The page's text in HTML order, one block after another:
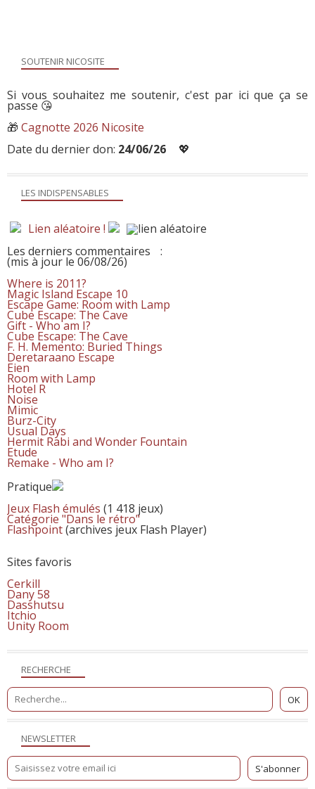
NEWSLETTER
RECHERCHE
LES INDISPENSABLES
Lien aléatoire !
Les derniers commentaires
:
(mis à jour le 06/08/26)
Where is 2011?
Magic Island Escape 10
Escape Game: Room with Lamp
Cube Escape: The Cave
Gift - Who am I?
Cube Escape: The Cave
F. H. Memento: Buried Things
Deretaraano Escape
Eien
Room with Lamp
Hotel R
Noise
Mimic
Burz-City
Usual Days
Hermit Rabi and Wonder Fountain
Etude
Remake - Who am I?
Pratique
Jeux Flash émulés (1 418 jeux)
Catégorie "Dans le rétro"
Flashpoint(archives jeux Flash Player)
Sites favoris
Cerkill
Dany 58
Dasshutsu
Itchio
Unity Room
SOUTENIR NICOSITE
Si vous souhaitez me soutenir, c'est par ici que ça se
passe 😘
🎁 Cagnotte 2026 Nicosite
Date du dernier don: 24/06/26 💖